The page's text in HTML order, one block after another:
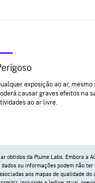
exposição ao ar,
causar graves efeitos na
ao ar livre.
obtidos da Plume Labs. Embora a
ou informações podem não
aos mapas de qualidade